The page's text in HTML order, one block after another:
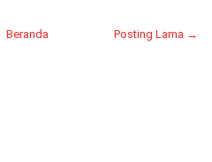
Posting Lama →
Beranda